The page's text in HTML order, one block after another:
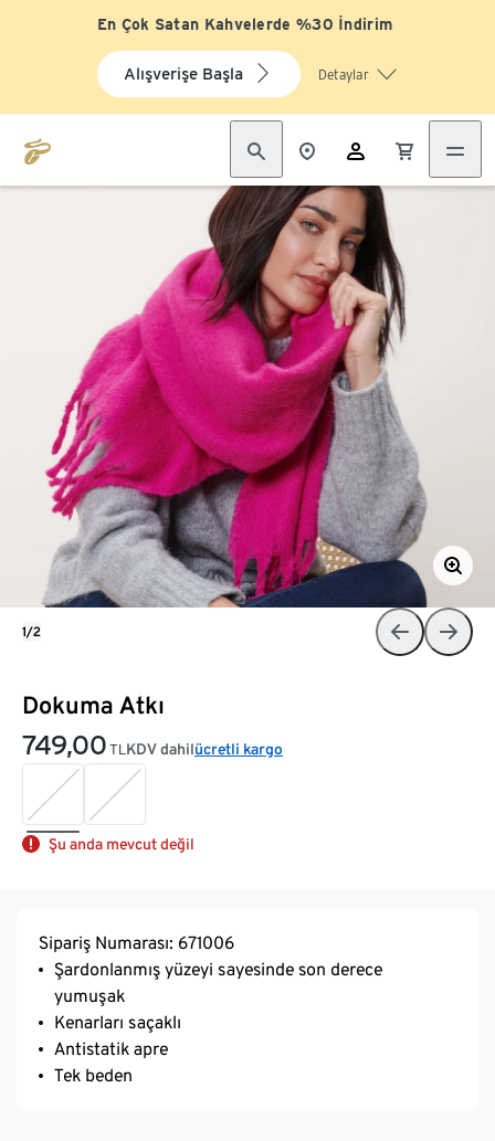
En Çok Satan Kahvelerde %30 İndirim
Alışverişe Başla Detaylar
Dokuma Atkı
749,00 TL KDV dahilücretli kargo
Şu anda mevcut değil
1/2
Sipariş Numarası: 671006
Şardonlanmış yüzeyi sayesinde son derece
yumuşak
Kenarları saçaklı
Antistatik apre
Tek beden